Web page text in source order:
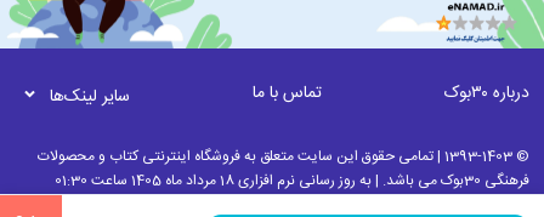
درباره ۳۰بوک تماس با ما سایر لینک‌ها
© 1393-1403 | تمامی حقوق این سایت متعلق به فروشگاه اینترنتی کتاب و محصولات
فرهنگی 30بوک می باشد. | به روز رسانی نرم افزاری 18 مرداد ماه 1405 ساعت 01:30